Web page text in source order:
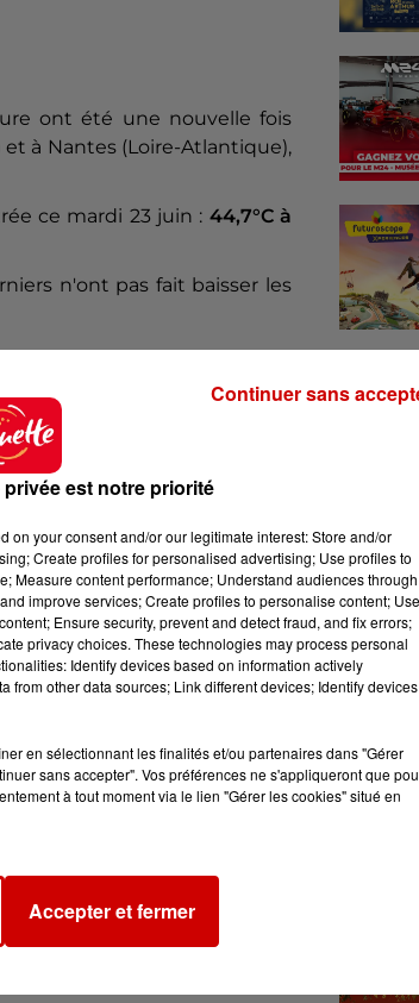
ont été une nouvelle fois
et à Nantes (Loire-Atlantique),
ce mardi 23 juin : 44,7°C à
n'ont pas fait baisser les
24 juin s'annonce
d'est.
est notre priorité
on your consent and/or our legitimate interest: Store and/or
Create profiles for personalised advertising; Use profiles to
Measure content performance; Understand audiences through
improve services; Create profiles to personalise content; Use
Ensure security, prevent and detect fraud, and fix errors;
privacy choices. These technologies may process personal
Identify devices based on information actively
other data sources; Link different devices; Identify devices
en sélectionnant les finalités et/ou partenaires dans "Gérer
sans accepter". Vos préférences ne s'appliqueront que
à tout moment via le lien "Gérer les cookies" situé en
Accepter et fermer
Continuer sans